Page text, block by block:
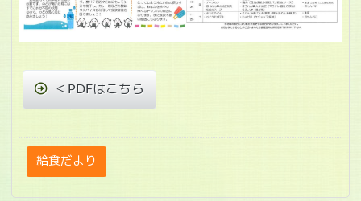
＜PDFはこちら
給食だより